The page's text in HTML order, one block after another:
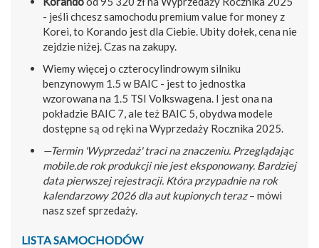
- jeśli chcesz samochodu premium value for money z
Korei, to Korando jest dla Ciebie. Ubity dołek, cena nie
zejdzie niżej. Czas na zakupy.
Wiemy więcej o czterocylindrowym silniku
benzynowym 1.5 w BAIC - jest to jednostka
wzorowana na 1.5 TSI Volkswagena. I jest ona na
pokładzie BAIC 7, ale też BAIC 5, obydwa modele
dostępne są od ręki na Wyprzedaży Rocznika 2025.
—Termin 'Wyprzedaż' traci na znaczeniu. Przeglądając
mobile.de rok produkcji nie jest eksponowany. Bardziej
data pierwszej rejestracji. Która przypadnie na rok
kalendarzowy 2026 dla aut kupionych teraz– mówi
nasz szef sprzedaży.
LISTA SAMOCHODÓW